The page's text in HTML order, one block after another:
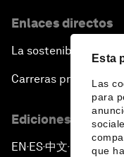
Esta
Las
para
que
Enlaces directos
La sostenibilidad en
Carreras
Ediciones en
EN ▪ES▪中文▪ 日本語